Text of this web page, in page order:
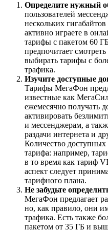
Определите нужный
пользователей
нескольких
активно играете в
тарифы с пакетом 60
предпочитает
выбирать тарифы с
трафика.
Изучите доступные
Тарифы МегаФон
известные как
ежемесячно получать
активировать
и мессенджерам, а
раздачи интернета и
Количество
тарифа: например,
в то время как тариф
аспект следует
тарифного плана.
Не забудьте
МегаФон предлагает
но, как правило, они
трафика. Есть также
пакетом от 35 ГБ и